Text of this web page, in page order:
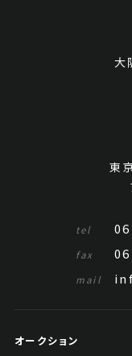
大
東
tel
fax
mail
オークション